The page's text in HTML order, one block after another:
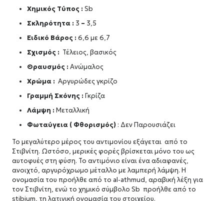
Χημικός Τύπος :Sb
Σκληρότητα : 3 – 3,5
Ειδικό Βάρος :6,6 με 6,7
Σχισμός : Τέλειος, βασικός
Θραυσμός : Ανώμαλος
Χρώμα :Αργυρώδες γκρίζο
Γραμμή Σκόνης :Γκρίζα
Λάμψη :Μεταλλική
Φωταύγεια ( Φθορισμός) : Δεν Παρουσιάζει
Το μεγαλύτερο μέρος του αντιμονίου εξάγεται από το
Στιβνίτη. Ωστόσο, μερικές φορές βρίσκεται μόνο του ως
αυτοφυές στη φύση. Το αντιμόνιο είναι ένα αδιαφανές,
ανοιχτό, αργυρόχρωμο μέταλλο με λαμπερή λάμψη. Η
ονομασία του προήλθε από το al-athmud, αραβική λέξη για
τον Στιβνίτη, ενώ το χημικό σύμβολο Sb προήλθε από το
stibium, τη λατινική ονομασία του στοιχείου.